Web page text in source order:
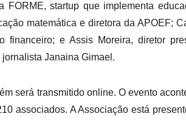
startup que implementa
matemática e diretora da APOEF;
e Assis Moreira, diretor
Janaina Gimael.
será transmitido online. O evento
associados. A Associação está